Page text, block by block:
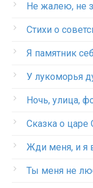
Не жалею, не
Стихи о
Я памятник
У лукоморья
Ночь, улица,
Сказка о царе
Жди меня, и я
Ты меня не